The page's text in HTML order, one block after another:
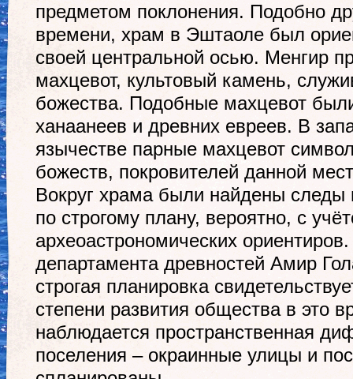
предметом поклонения. Подобно
времени, храм в Эштаоле был
своей центральной осью. Менгир
махцевот, культовый камень,
божества. Подобные махцевот
ханаанеев и древних евреев. В
язычестве парные махцевот
божеств, покровителей данной
Вокруг храма были найдены следы
по строгому плану, вероятно, с
археоастрономических
департамента древностей Амир
строгая планировка
степени развития общества в это
наблюдается пространственная
поселения – окраинные улицы и